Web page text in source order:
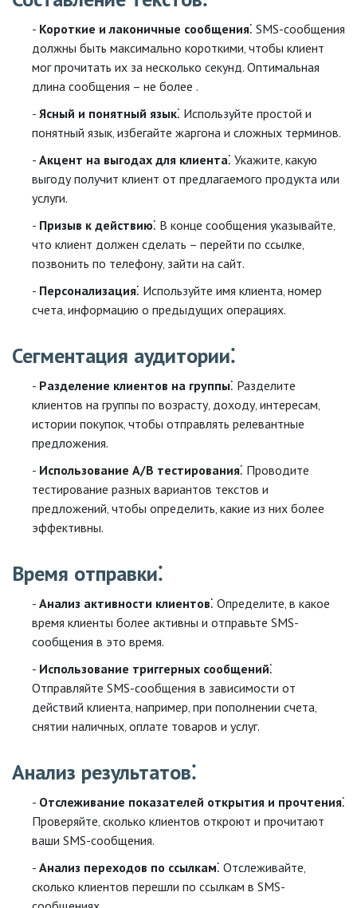
Короткие и лаконичные сообщения⁚ SMS-сообщения
должны быть максимально короткими‚ чтобы клиент
мог прочитать их за несколько секунд. Оптимальная
длина сообщения – не более .
Ясный и понятный язык⁚ Используйте простой и
понятный язык‚ избегайте жаргона и сложных терминов.
Акцент на выгодах для клиента⁚ Укажите‚ какую
выгоду получит клиент от предлагаемого продукта или
услуги.
Призыв к действию⁚ В конце сообщения указывайте‚
что клиент должен сделать – перейти по ссылке‚
позвонить по телефону‚ зайти на сайт.
Персонализация⁚ Используйте имя клиента‚ номер
счета‚ информацию о предыдущих операциях.
Сегментация аудитории⁚
Разделение клиентов на группы⁚ Разделите
клиентов на группы по возрасту‚ доходу‚ интересам‚
истории покупок‚ чтобы отправлять релевантные
предложения.
Использование A/B тестирования⁚ Проводите
тестирование разных вариантов текстов и
предложений‚ чтобы определить‚ какие из них более
эффективны.
Время отправки⁚
Анализ активности клиентов⁚ Определите‚ в какое
время клиенты более активны и отправьте SMS-
сообщения в это время.
Использование триггерных сообщений⁚
Отправляйте SMS-сообщения в зависимости от
действий клиента‚ например‚ при пополнении счета‚
снятии наличных‚ оплате товаров и услуг.
Анализ результатов⁚
Отслеживание показателей открытия и прочтения⁚
Проверяйте‚ сколько клиентов откроют и прочитают
ваши SMS-сообщения.
Анализ переходов по ссылкам⁚ Отслеживайте‚
сколько клиентов перешли по ссылкам в SMS-